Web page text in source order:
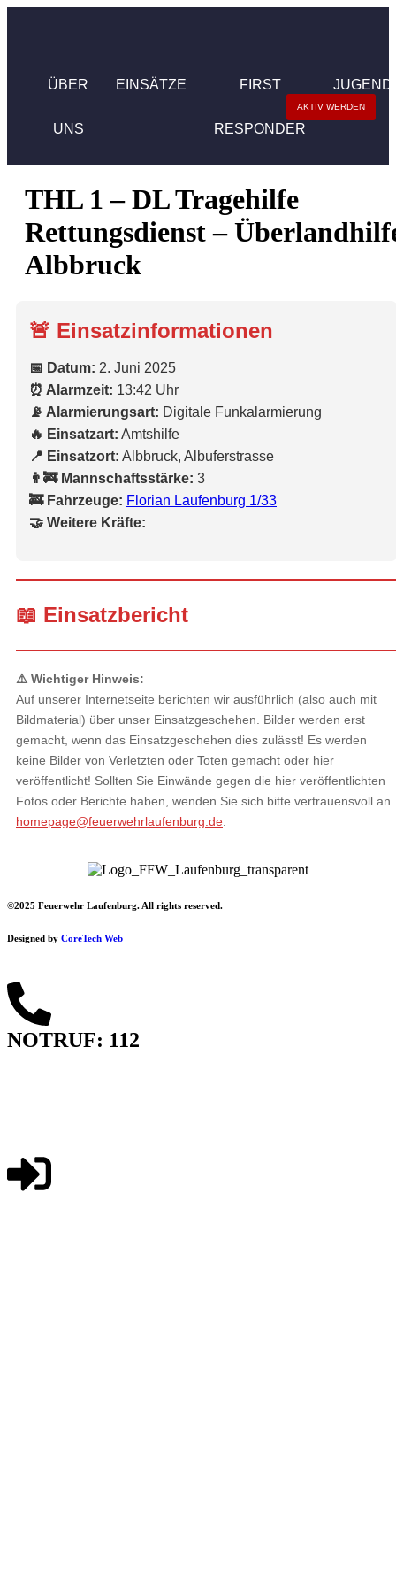
ÜBER
UNS
EINSÄTZE FIRST
RESPONDER
AKTIV WERDEN
THL 1 – DL Tragehilfe
Rettungsdienst –
Albbruck
🚨 Einsatzinformationen
📅 Datum: 2. Juni 2025
⏰ Alarmzeit: 13:42 Uhr
📡 Alarmierungsart: Digitale Funkalarmierung
🔥 Einsatzart: Amtshilfe
📍 Einsatzort: Albbruck, Albuferstrasse
👨‍🚒 Mannschaftsstärke: 3
🚒 Fahrzeuge: Florian Laufenburg 1/33
🤝 Weitere Kräfte:
📖 Einsatzbericht
⚠️ Wichtiger Hinweis:
Auf unserer Internetseite berichten wir ausführlich (also auch mit
Bildmaterial) über unser Einsatzgeschehen. Bilder werden erst
gemacht, wenn das Einsatzgeschehen dies zulässt! Es werden
keine Bilder von Verletzten oder Toten gemacht oder hier
veröffentlicht! Sollten Sie Einwände gegen die hier veröffentlichten
Fotos oder Berichte haben, wenden Sie sich bitte vertrauensvoll an
homepage@feuerwehrlaufenburg.de
©2025 Feuerwehr Laufenburg. All rights reserved.
Designed by CoreTech Web
NOTRUF: 112